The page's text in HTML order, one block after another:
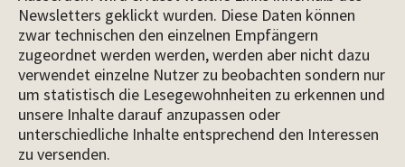
Newsletters geklickt wurden. Diese Daten können
zwar technischen den einzelnen Empfängern
zugeordnet werden werden, werden aber nicht dazu
verwendet einzelne Nutzer zu beobachten sondern nur
um statistisch die Lesegewohnheiten zu erkennen und
unsere Inhalte darauf anzupassen oder
unterschiedliche Inhalte entsprechend den Interessen
zu versenden.